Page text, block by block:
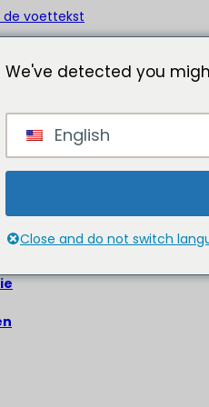
de voettekst
We've detected you
English
Close and do not switch